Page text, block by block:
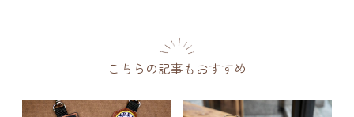
こちらの記事もおすすめ